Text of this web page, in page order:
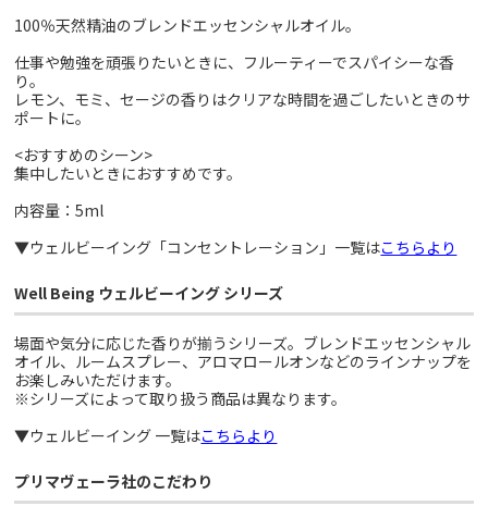
100％天然精油のブレンドエッセンシャルオイル。
仕事や勉強を頑張りたいときに、フルーティーでスパイシーな香
り。
レモン、モミ、セージの香りはクリアな時間を過ごしたいときのサ
ポートに。
<おすすめのシーン>
集中したいときにおすすめです。
内容量：5ml
▼ウェルビーイング「コンセントレーション」一覧はこちらより
Well Being ウェルビーイング シリーズ
場面や気分に応じた香りが揃うシリーズ。ブレンドエッセンシャル
オイル、ルームスプレー、アロマロールオンなどのラインナップを
お楽しみいただけます。
※シリーズによって取り扱う商品は異なります。
▼ウェルビーイング 一覧はこちらより
プリマヴェーラ社のこだわり